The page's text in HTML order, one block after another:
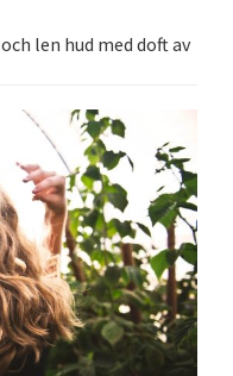
len hud med doft av